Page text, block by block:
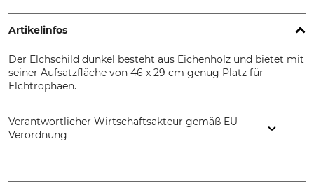
Artikelinfos
Der Elchschild dunkel besteht aus Eichenholz und bietet mit
seiner Aufsatzfläche von 46 x 29 cm genug Platz für
Elchtrophäen.
Verantwortlicher Wirtschaftsakteur gemäß EU-
Verordnung
Burgwindheim, Germany, www.fritzmann.org